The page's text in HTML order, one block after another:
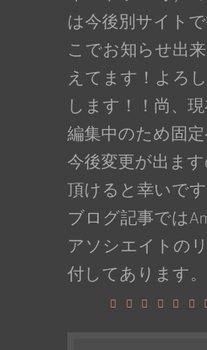
は今後別サイト
こでお知らせ出
えてます！よろ
します！！尚、
編集中のため固
今後変更が出ま
頂けると幸いで
ブログ記事では
アソシエイトの
付してあります。